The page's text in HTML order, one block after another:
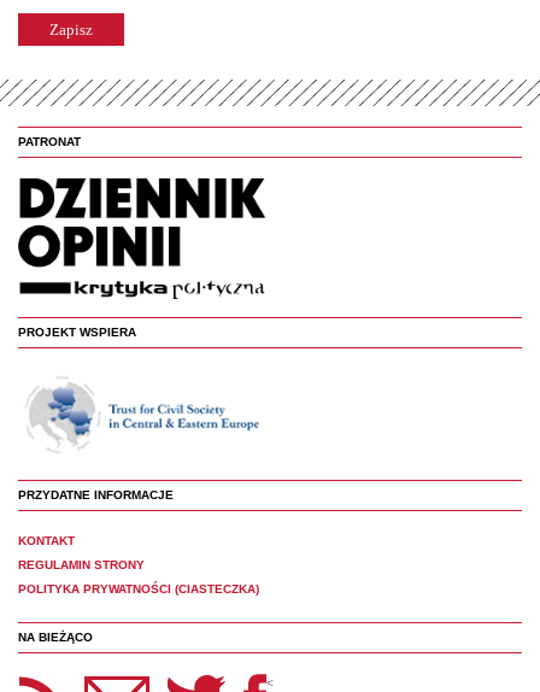
PATRONAT
PROJEKT WSPIERA
PRZYDATNE INFORMACJE
KONTAKT
REGULAMIN STRONY
POLITYKA PRYWATNOŚCI (CIASTECZKA)
NA BIEŻĄCO
Panoptyka Facebook <